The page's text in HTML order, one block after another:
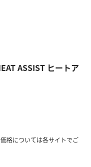
ASSIST ヒートア
格については各サイトでご